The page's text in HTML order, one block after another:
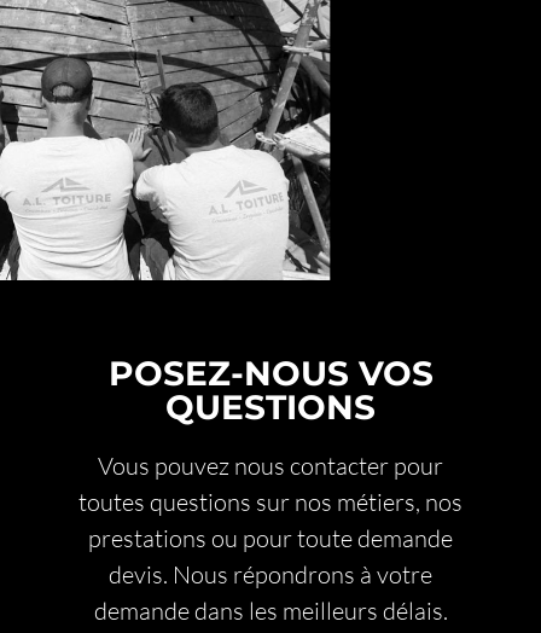
POSEZ-NOUS VOS
QUESTIONS
Vous pouvez nous contacter pour
toutes questions sur nos métiers, nos
prestations ou pour toute demande
devis. Nous répondrons à votre
demande dans les meilleurs délais.